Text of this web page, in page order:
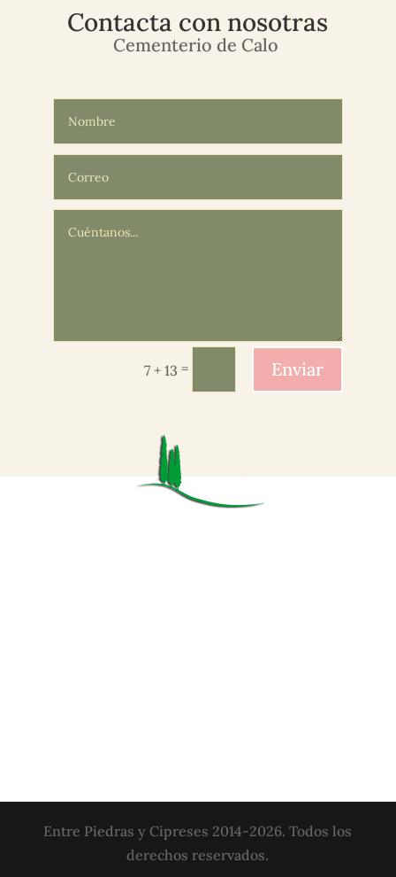
Contacta con nosotras
Cementerio de Calo
7 + 13 = Enviar
Entre Piedras y Cipreses 2014-2026. Todos los
derechos reservados.